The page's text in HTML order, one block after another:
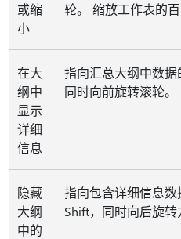
或缩
小
轮。 缩放工作表的
在大
纲中
显示
详细
信息
指向汇总大纲中数据
同时向前旋转滚轮。
隐藏
大纲
中的
指向包含详细信息
Shift，同时向后旋转